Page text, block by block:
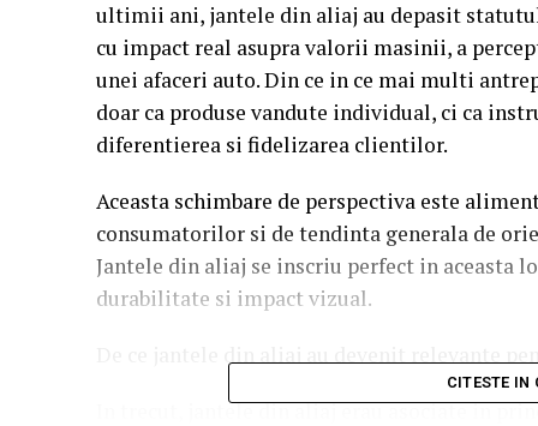
ultimii ani, jantele din aliaj au depasit
cu impact real asupra valorii masinii, a
unei afaceri auto. Din ce in ce mai multi
doar ca produse vandute individual, ci ca
diferentierea si fidelizarea clientilor.
Aceasta schimbare de perspectiva este
consumatorilor si de tendinta generala de
Jantele din aliaj se inscriu perfect in
durabilitate si impact vizual.
In trecut, jantele din aliaj erau asociate in
CITESTE IN